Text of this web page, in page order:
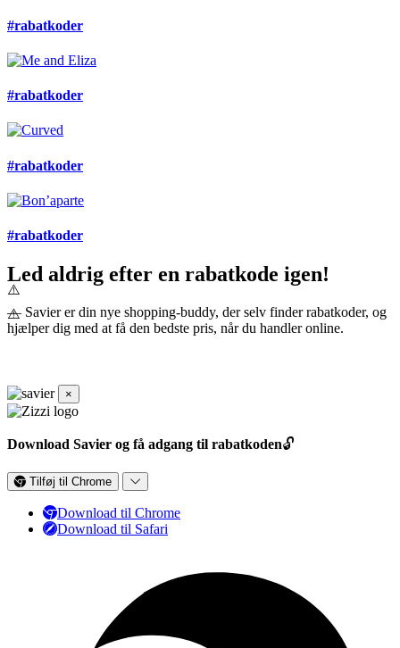
#rabatkoder
#rabatkoder
#rabatkoder
#rabatkoder
Led aldrig efter en rabatkode igen!
— Savier er din nye shopping-buddy, der selv finder rabatkoder, og
hjælper dig med at få den bedste pris, når du handler online.
×
Download Savier og få adgang til rabatkoden🔓
Tilføj til Chrome
Download til Chrome
Download til Safari